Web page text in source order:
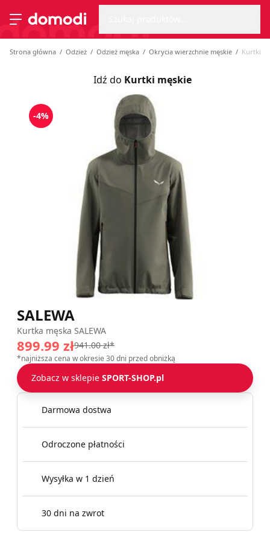
Przełącz menu
Strona główna
Strona główna Odzież Odzież męska Okrycia wierzchnie męskie Kurtki
Idź do Kurtki męskie
-4%
SALEWA
Kurtka męska SALEWA
899.99 zł941.00 zł*
*najniższa cena w okresie 30 dni przed obniżką
Zobacz w sklepie SPORT-SHOP.pl
Darmowa dostwa
Odroczone płatności
Wysyłka w 1 dzień
30 dni na zwrot